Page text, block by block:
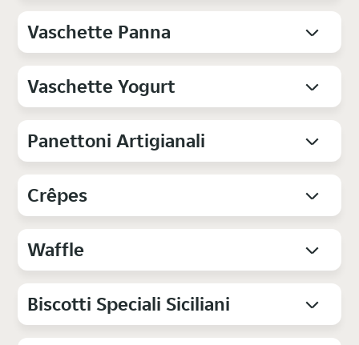
Vaschette Panna
Vaschette Yogurt
Panettoni Artigianali
Crêpes
Waffle
Biscotti Speciali Siciliani